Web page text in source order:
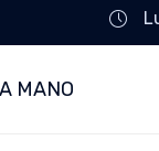
MANO